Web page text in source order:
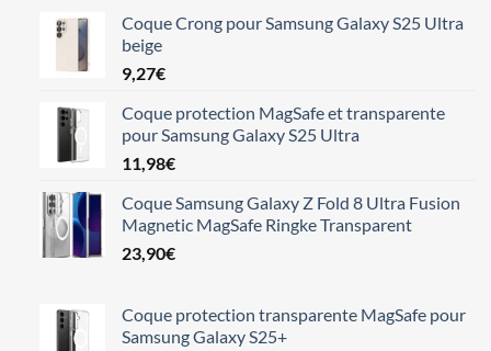
Coque Crong pour Samsung Galaxy S25 Ultra
beige
9,27€
Coque protection MagSafe et transparente
pour Samsung Galaxy S25 Ultra
11,98€
Coque Samsung Galaxy Z Fold 8 Ultra Fusion
Magnetic MagSafe Ringke Transparent
23,90€
Coque protection transparente MagSafe pour
Samsung Galaxy S25+